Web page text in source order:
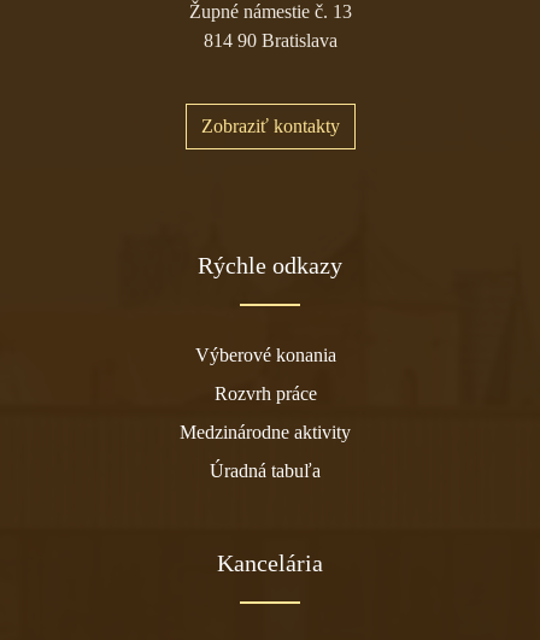
Župné námestie č. 13
814 90 Bratislava
Zobraziť kontakty
Rýchle odkazy
Výberové konania
Rozvrh práce
Medzinárodne aktivity
Úradná tabuľa
Kancelária